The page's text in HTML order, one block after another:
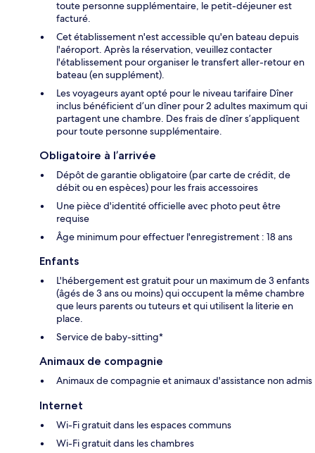
toute personne supplémentaire, le petit-déjeuner est
facturé.
Cet établissement n'est accessible qu'en bateau depuis
l'aéroport. Après la réservation, veuillez contacter
l'établissement pour organiser le transfert aller-retour en
bateau (en supplément).
Les voyageurs ayant opté pour le niveau tarifaire Dîner
inclus bénéficient d’un dîner pour 2 adultes maximum qui
partagent une chambre. Des frais de dîner s’appliquent
pour toute personne supplémentaire.
Obligatoire à l’arrivée
Dépôt de garantie obligatoire (par carte de crédit, de
débit ou en espèces) pour les frais accessoires
Une pièce d'identité officielle avec photo peut être
requise
Âge minimum pour effectuer l'enregistrement : 18 ans
Enfants
L'hébergement est gratuit pour un maximum de 3 enfants
(âgés de 3 ans ou moins) qui occupent la même chambre
que leurs parents ou tuteurs et qui utilisent la literie en
place.
Service de baby-sitting*
Animaux de compagnie
Animaux de compagnie et animaux d'assistance non admis
Internet
Wi-Fi gratuit dans les espaces communs
Wi-Fi gratuit dans les chambres